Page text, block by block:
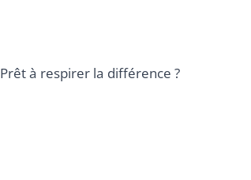
Prêt à respirer la différence ?